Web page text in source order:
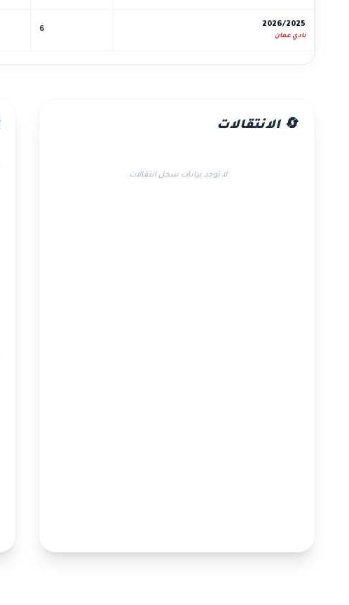
2026/2025
نادي عمان
6
🔄 الانتقالات
لا توجد بيانات سجل انتقالات.